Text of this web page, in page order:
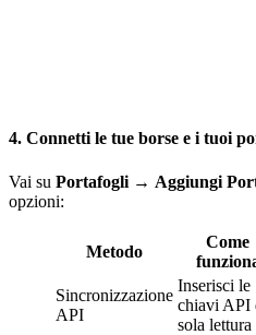
4. Connetti le tue borse e i tuoi
Vai su Portafogli → Aggiungi
opzioni:
Metodo
Come
Sincronizzazione
API
Inserisci le
chiavi API
sola lettura